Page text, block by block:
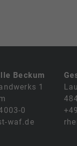
Beckum
1
0
waf.de